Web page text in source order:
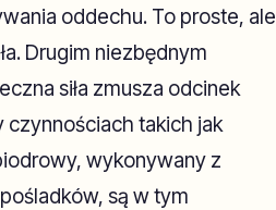
oddechu. To proste, ale
Drugim niezbędnym
siła zmusza odcinek
takich jak
wykonywany z
są w tym